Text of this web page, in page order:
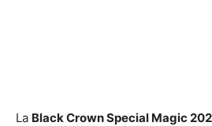
La Black Crown Special Magic